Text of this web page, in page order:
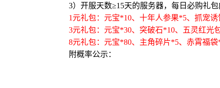
3）开服天数≥15天的服务器，每日必购礼
1元礼包：元宝*10、十年人参果*5、抓宠
3元礼包：元宝*30、突破石*10、五灵红光
8元礼包：元宝*80、主角碎片*5、赤霄福
附概率公示：